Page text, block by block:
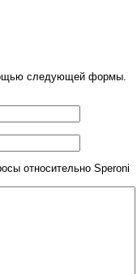
следующей формы.
относительно Speroni